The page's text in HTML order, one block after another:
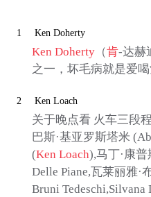
1 Ken Doherty
Ken Doherty（肯-达赫
之一，坏毛病就是爱喝
2 Ken Loach
关于晚点看 火车三段
巴斯·基亚罗斯塔米
(Ken Loach),马丁·康普
Delle Piane,瓦莱丽雅·
Bruni Tedeschi,Silvana